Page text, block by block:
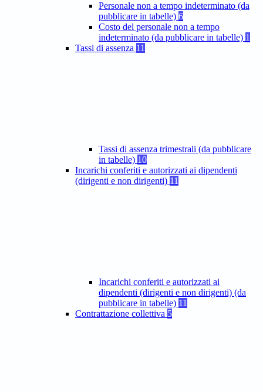
Personale non a tempo indeterminato (da
pubblicare in tabelle) 6
Costo del personale non a tempo
indeterminato (da pubblicare in tabelle) 1
Tassi di assenza 11
Tassi di assenza trimestrali (da pubblicare
in tabelle) 10
Incarichi conferiti e autorizzati ai dipendenti
(dirigenti e non dirigenti) 11
Incarichi conferiti e autorizzati ai
dipendenti (dirigenti e non dirigenti) (da
pubblicare in tabelle) 11
Contrattazione collettiva 5